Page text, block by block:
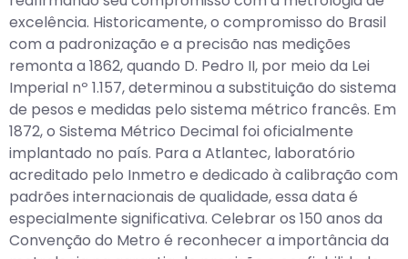
excelência. Historicamente, o compromisso do Brasil
com a padronização e a precisão nas medições
remonta a 1862, quando D. Pedro II, por meio da Lei
Imperial nº 1.157, determinou a substituição do sistema
de pesos e medidas pelo sistema métrico francês. Em
1872, o Sistema Métrico Decimal foi oficialmente
implantado no país. Para a Atlantec, laboratório
acreditado pelo Inmetro e dedicado à calibração com
padrões internacionais de qualidade, essa data é
especialmente significativa. Celebrar os 150 anos da
Convenção do Metro é reconhecer a importância da